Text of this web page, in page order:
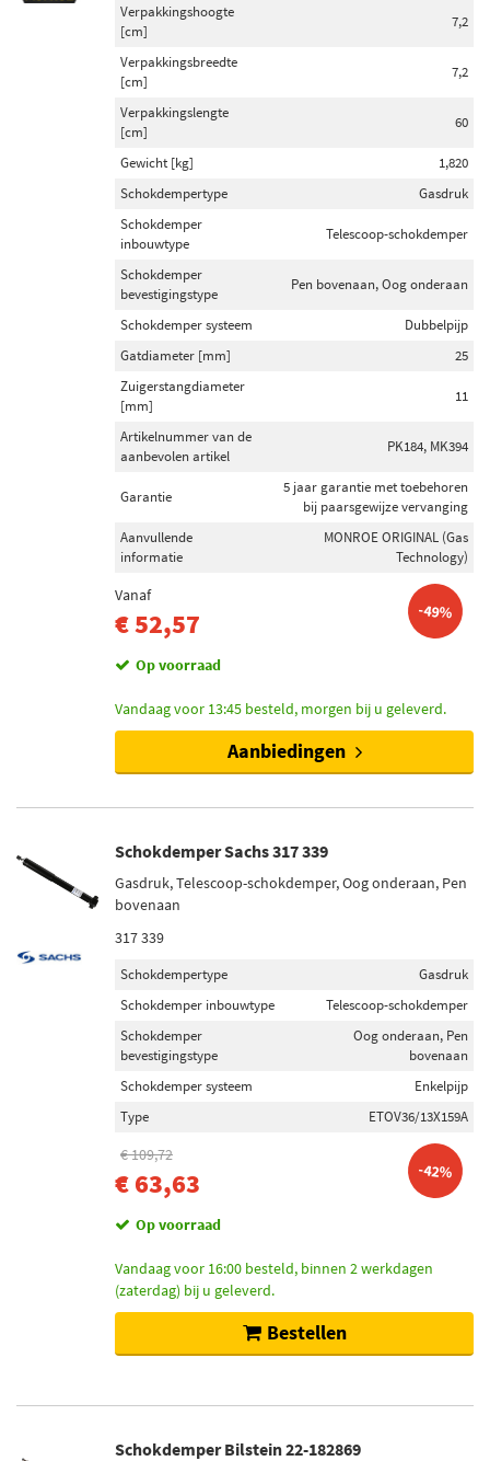
Verpakkingshoogte
[cm]
7,2
Verpakkingsbreedte
[cm]
7,2
Verpakkingslengte
[cm]
60
Gewicht [kg]
1,820
Schokdempertype
Gasdruk
Schokdemper
inbouwtype
Telescoop-schokdemper
Schokdemper
bevestigingstype
Pen bovenaan, Oog onderaan
Schokdemper systeem
Dubbelpijp
Gatdiameter [mm]
25
Zuigerstangdiameter
[mm]
11
Artikelnummer van de
aanbevolen artikel
PK184, MK394
Garantie
5 jaar garantie met toebehoren
bij paarsgewijze vervanging
Aanvullende
informatie
MONROE ORIGINAL (Gas
Technology)
Vanaf
€ 52,57 -49%
Op voorraad
Vandaag voor 13:45 besteld, morgen bij u geleverd.
Aanbiedingen
Schokdemper Sachs 317 339
Gasdruk, Telescoop-schokdemper, Oog onderaan, Pen
bovenaan
317 339
Schokdempertype
Gasdruk
Schokdemper inbouwtype
Telescoop-schokdemper
Schokdemper
bevestigingstype
Oog onderaan, Pen
bovenaan
Schokdemper systeem
Enkelpijp
Type
ETOV36/13X159A
€ 109,72
€ 63,63 -42%
Op voorraad
Vandaag voor 16:00 besteld, binnen 2 werkdagen
(zaterdag) bij u geleverd.
Bestellen
Schokdemper Bilstein 22-182869